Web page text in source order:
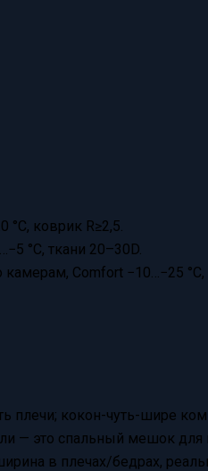
°C, коврик R≥2,5.
°C, ткани 20–30D.
Comfort −10…−25 °C,
плечи; кокон-чуть-шире
— это спальный мешок для
в плечах/бедрах,